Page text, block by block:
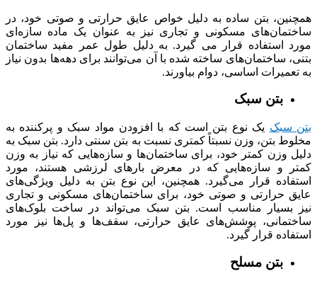
همچنین، بتن ساده به دلیل خواص عایق حرارتی و صوتی خود، در
ساختمان‌های مسکونی و تجاری نیز به عنوان یک ماده سازه‌ای
مورد استفاده قرار می گیرد. به دلیل طول عمر مفید ساختمان
بتنی، ساختمان‌های ساخته شده با آن می‌توانند برای دهه‌ها بدون نیاز
به تعمیرات اساسی، دوام بیاورند.
بتن سبک
بتن سبک یک نوع بتن است که با افزودن مواد سبک و پرکننده به
مخلوط بتن، وزن نسبتاً کمتری نسبت به بتن سنتی دارد. بتن سبک به
دلیل وزن کمتر خود، برای ساختمان‌ها و سازه‌هایی که نیاز به وزن
کمتر و سازه‌هایی که در معرض بارهای لرزشی هستند، مورد
استفاده قرار می‌گیرد. همچنین، این نوع بتن به دلیل ویژگی‌های
عایق حرارتی و صوتی خود، برای ساختمان‌های مسکونی و تجاری
نیز بسیار مناسب است. بتن سبک می‌تواند در ساخت بلوک‌های
ساختمانی، پوشش‌های عایق حرارتی، سقف‌ها و پل‌ها نیز مورد
استفاده قرار گیرد.
بتن مسلح